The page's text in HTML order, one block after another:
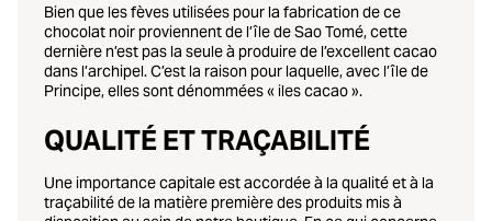
Bien que les fèves utilisées pour la fabrication de ce
chocolat noir proviennent de l’île de Sao Tomé, cette
dernière n’est pas la seule à produire de l’excellent cacao
dans l’archipel. C’est la raison pour laquelle, avec l’île de
Principe, elles sont dénommées « iles cacao ».
QUALITÉ ET TRAÇABILITÉ
Une importance capitale est accordée à la qualité et à la
traçabilité de la matière première des produits mis à